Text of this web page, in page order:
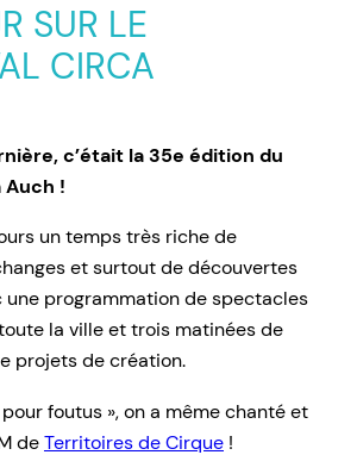
SUR LE
CIRCA
c’était la 35e édition du
!
un temps très riche de
et surtout de découvertes
programmation de spectacles
la ville et trois matinées de
projets de création.
foutus », on a même chanté et
deTerritoires de Cirque !